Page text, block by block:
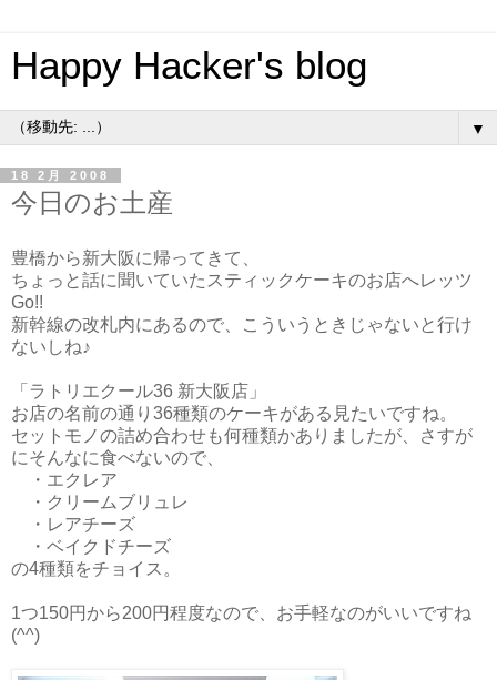
Happy Hacker's blog
▼
18 2月 2008
今日のお土産
豊橋から新大阪に帰ってきて、
ちょっと話に聞いていたスティックケーキのお店へレッツ
Go!!
新幹線の改札内にあるので、こういうときじゃないと行け
ないしね♪
「ラトリエクール36 新大阪店」
お店の名前の通り36種類のケーキがある見たいですね。
セットモノの詰め合わせも何種類かありましたが、さすが
にそんなに食べないので、
・エクレア
・クリームブリュレ
・レアチーズ
・ベイクドチーズ
の4種類をチョイス。
1つ150円から200円程度なので、お手軽なのがいいですね
(^^)